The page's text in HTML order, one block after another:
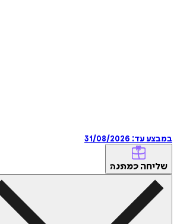
במבצע עד: 31/08/2026
שליחה כמתנה